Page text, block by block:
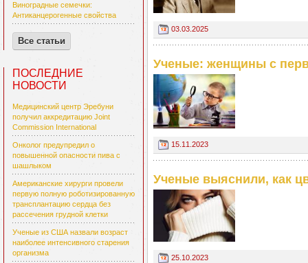
Виноградные семечки:
Антиканцерогенные свойства
Все статьи
ПОСЛЕДНИЕ
НОВОСТИ
Медицинский центр Эребуни
получил аккредитацию Joint
Commission International
Онколог предупредил о
повышенной опасности пива с
шашлыком
Американские хирурги провели
первую полную роботизированную
трансплантацию сердца без
рассечения грудной клетки
Ученые из США назвали возраст
наиболее интенсивного старения
организма
03.03.2025
Ученые: женщины с
15.11.2023
Ученые выяснили, как
25.10.2023